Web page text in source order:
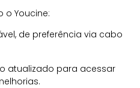
o Youcine:
de preferência via cabo
atualizado para acessar